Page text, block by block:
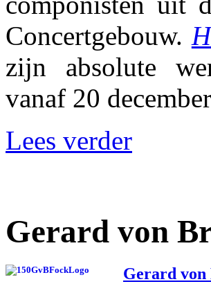
Concertgebouw.
zijn absolute
vanaf 20
Lees verder
Gerard von
Gerard